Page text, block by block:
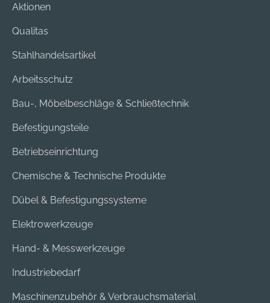
Aktionen
Qualitas
Stahlhandelsartikel
Arbeitsschutz
Bau-, Möbelbeschläge & Schließtechnik
Befestigungsteile
Betriebseinrichtung
Chemische & Technische Produkte
Dübel & Befestigungssysteme
Elektrowerkzeuge
Hand- & Messwerkzeuge
Industriebedarf
Maschinenzubehör & Verbrauchsmaterial